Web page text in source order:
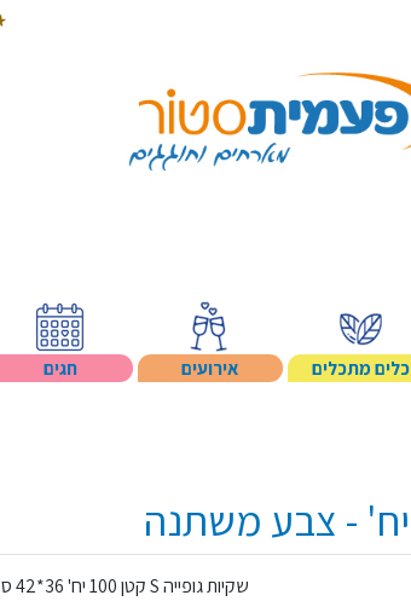
כלים מתכלים אירועים חגים
שקיות גופייה S קטן 100 יח' 36*42 ס"מ - צבע משתנה